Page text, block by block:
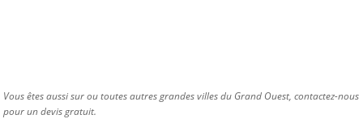
Vous êtes aussi sur ou toutes autres grandes villes du Grand Ouest, contactez-nous
pour un devis gratuit.